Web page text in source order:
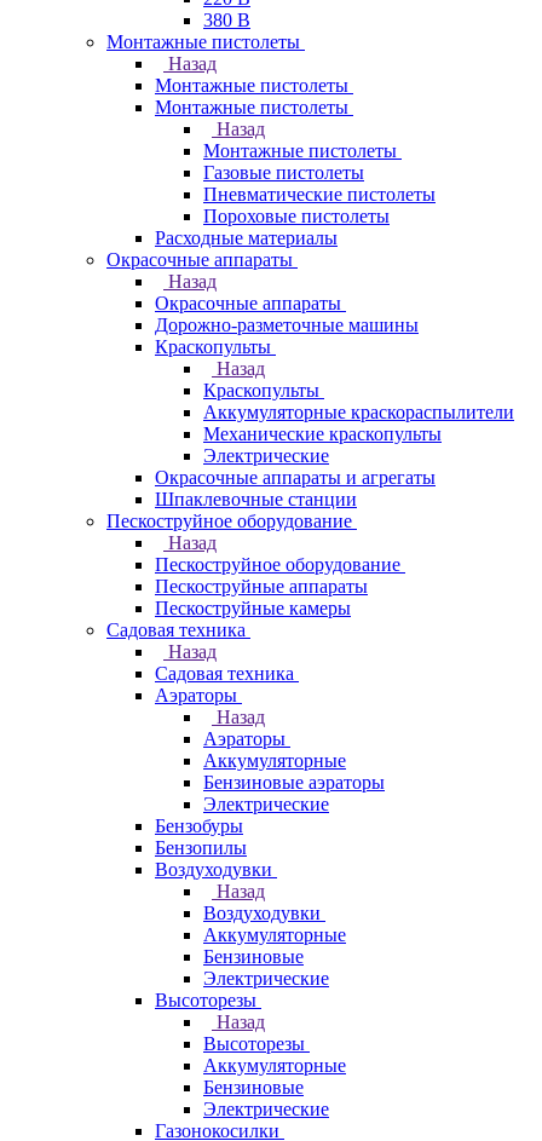
380 В
Монтажные пистолеты
Назад
Монтажные пистолеты
Монтажные пистолеты
Назад
Монтажные пистолеты
Газовые пистолеты
Пневматические пистолеты
Пороховые пистолеты
Расходные материалы
Окрасочные аппараты
Назад
Окрасочные аппараты
Дорожно-разметочные машины
Краскопульты
Назад
Краскопульты
Аккумуляторные краскораспылители
Механические краскопульты
Электрические
Окрасочные аппараты и агрегаты
Шпаклевочные станции
Пескоструйное оборудование
Назад
Пескоструйное оборудование
Пескоструйные аппараты
Пескоструйные камеры
Садовая техника
Назад
Садовая техника
Аэраторы
Назад
Аэраторы
Аккумуляторные
Бензиновые аэраторы
Электрические
Бензобуры
Бензопилы
Воздуходувки
Назад
Воздуходувки
Аккумуляторные
Бензиновые
Электрические
Высоторезы
Назад
Высоторезы
Аккумуляторные
Бензиновые
Электрические
Газонокосилки